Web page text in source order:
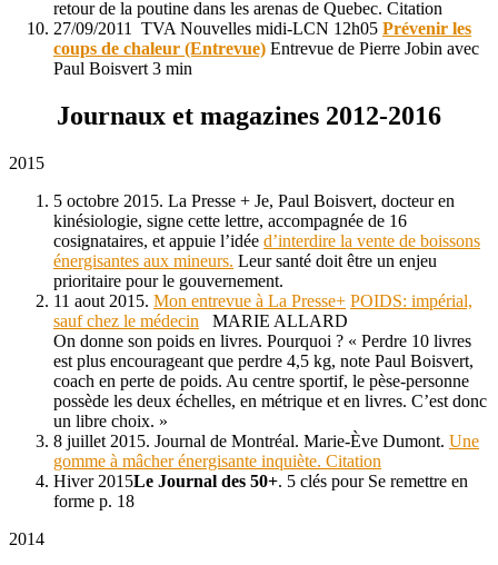
retour de la poutine dans les arenas de Quebec. Citation
27/09/2011 TVA Nouvelles midi-LCN 12h05 Prévenir les
coups de chaleur (Entrevue) Entrevue de Pierre Jobin avec
Paul Boisvert 3 min
Journaux et magazines 2012-2016
2015
5 octobre 2015. La Presse + Je, Paul Boisvert, docteur en
kinésiologie, signe cette lettre, accompagnée de 16
cosignataires, et appuie l’idée d’interdire la vente de boissons
énergisantes aux mineurs. Leur santé doit être un enjeu
prioritaire pour le gouvernement.
11 aout 2015. Mon entrevue à La Presse+ POIDS: impérial,
sauf chez le médecin MARIE ALLARD
On donne son poids en livres. Pourquoi ? « Perdre 10 livres
est plus encourageant que perdre 4,5 kg, note Paul Boisvert,
coach en perte de poids. Au centre sportif, le pèse-personne
possède les deux échelles, en métrique et en livres. C’est donc
un libre choix. »
8 juillet 2015. Journal de Montréal. Marie-Ève Dumont. Une
gomme à mâcher énergisante inquiète. Citation
Hiver 2015Le Journal des 50+. 5 clés pour Se remettre en
forme p. 18
2014